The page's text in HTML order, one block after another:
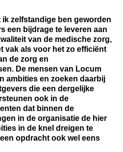
ik zelfstandige ben geworden
een bijdrage te leveren aan
van de medische zorg,
vak als voor het zo efficiënt
de zorg en
De mensen van Locum
ambities en zoeken daarbij
die een dergelijke
ook in de
dat binnen de
in de organisatie de hier
in de knel dreigen te
opdracht ook wel eens